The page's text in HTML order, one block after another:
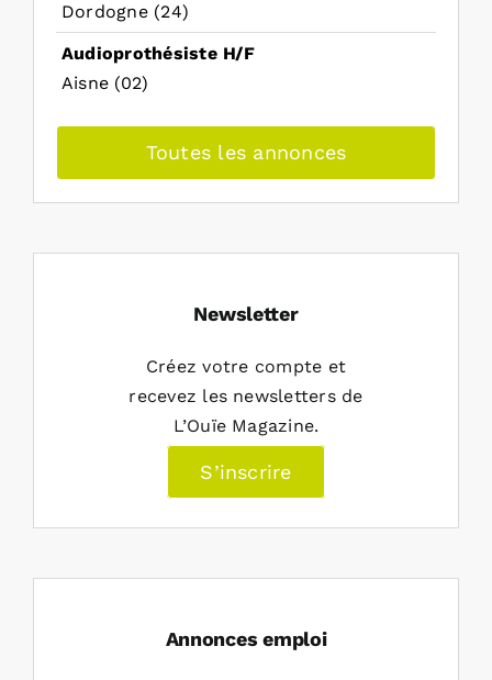
Dordogne (24)
Audioprothésiste H/F
Aisne (02)
Toutes les annonces
Newsletter
Créez votre compte et
recevez les newsletters de
L’Ouïe Magazine.
S’inscrire
Annonces emploi